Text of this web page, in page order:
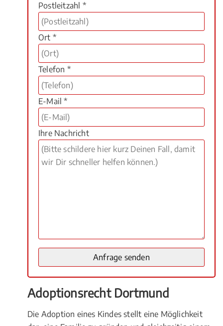
Postleitzahl *
Ort *
Telefon *
E-Mail *
Ihre Nachricht
Adoptionsrecht Dortmund
Die Adoption eines Kindes stellt eine Möglichkeit